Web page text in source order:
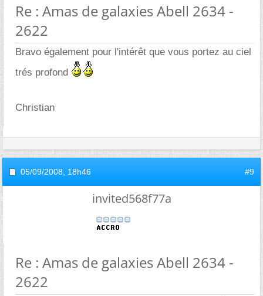
Re : Amas de galaxies Abell 2634 -
2622
Bravo également pour l'intérêt que vous portez au ciel
trés profond
Christian
05/09/2008, 18h46 #9
invited568f77a
Re : Amas de galaxies Abell 2634 -
2622